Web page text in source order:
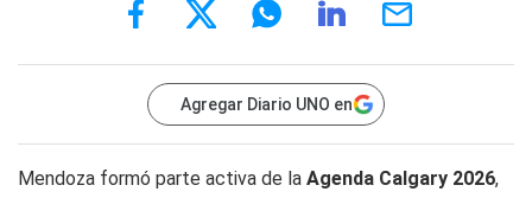
Agregar Diario UNO en
Mendoza formó parte activa de la Agenda Calgary 2026,